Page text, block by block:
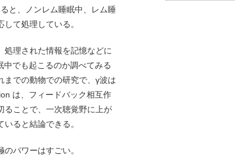
と、ノンレム睡眠中、レム睡
て処理している。
処理された情報を記憶などに
でも起こるのか調べてみる
までの動物での研究で、γ波は
は、フィードバック相互作
ることで、一次聴覚野に上が
ると結論できる。
パワーはすごい。